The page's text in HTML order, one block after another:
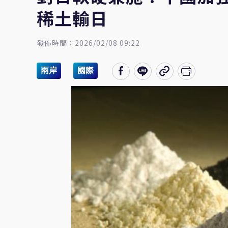
稀土輸日
發佈時間：2026/02/08 09:22
兩岸 國際